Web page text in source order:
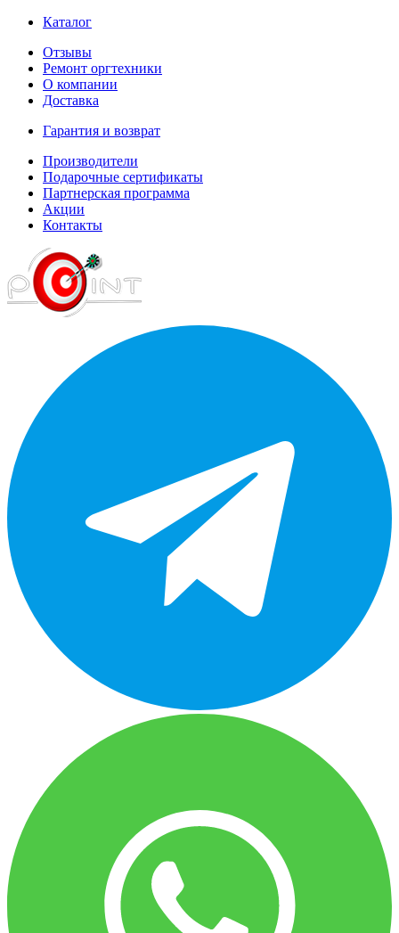
Каталог
Отзывы
Ремонт оргтехники
О компании
Доставка
Гарантия и возврат
Производители
Подарочные сертификаты
Партнерская программа
Акции
Контакты